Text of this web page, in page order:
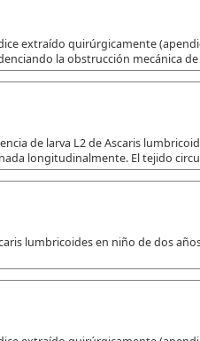
extraído quirúrgicamente
la obstrucción mecánica de
de larva L2 de Ascaris
longitudinalmente. El tejido
lumbricoides en niño de dos